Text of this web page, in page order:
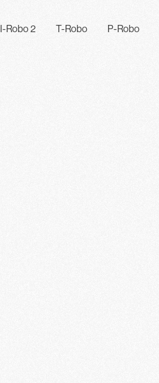
I-Robo 2 T-Robo P-Robo